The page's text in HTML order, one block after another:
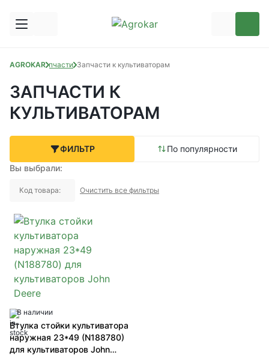
AGROKARЗапчасти Запчасти к культиваторам
ЗАПЧАСТИ К
КУЛЬТИВАТОРАМ
ФИЛЬТР
По популярности
Вы выбрали:
Код товара: Очистить все фильтры
В наличии
Втулка стойки культиватора
наружная 23*49 (N188780)
для культиваторов John